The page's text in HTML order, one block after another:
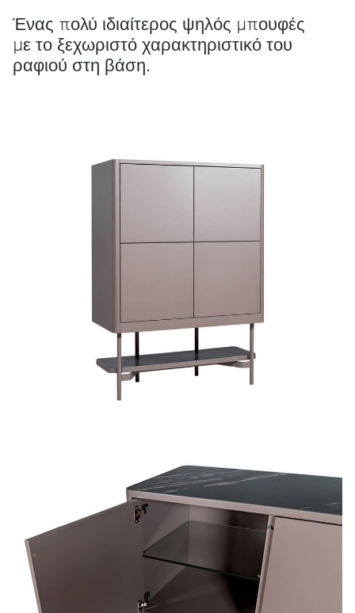
Ένας πολύ ιδιαίτερος ψηλός μπουφές
με το ξεχωριστό χαρακτηριστικό του
ραφιού στη βάση.